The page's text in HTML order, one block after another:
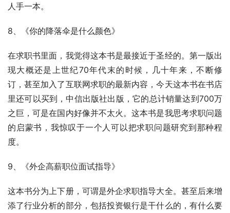
人手一本。
8、《你的降落伞是什么颜色》
在求职书里面，我觉得这本书是最接近于圣经的。第一版出
现大概还是上世纪70年代末的时候，几十年来，不断修
订，甚至加入了互联网求职的最新内容，今天这本书在书店
里还可以买到，中信出版社出版，它的总计销量达到700万
之巨，可是在国内好像并不太火。这本书是我思考求职问题
的启蒙书，我惊叹于一个人可以把求职问题研究到那种程
度。
9、《外企高薪职位面试指导》
这本书分为上下册，可谓是外企求职指导大全。甚至后来增
添了行业分析的部分，包括投资银行是干什么的，有什么要